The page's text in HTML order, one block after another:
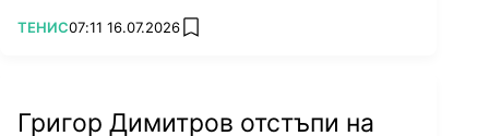
ПОВЕЧЕ ОТ
ТЕНИС07:11 16.07.2026 add favorites
Григор Димитров отстъпи на